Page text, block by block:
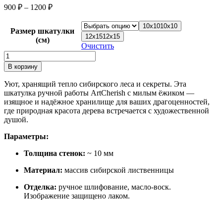
900 ₽ – 1200 ₽Диапазон
–
Размер шкатулки
(см)
10х1010х10
12х1512х15
Очистить
Количество
товара
Шкатулка
деревянная
«Ёжик
с
шариком»
В корзину
Уют, хранящий тепло сибирского леса и секреты. Эта
шкатулка ручной работы ArtCherish с милым ёжиком —
изящное и надёжное хранилище для ваших драгоценностей,
где природная красота дерева встречается с художественной
душой.
Параметры:
Толщина стенок: ~ 10 мм
Материал: массив сибирской лиственницы
Отделка: ручное шлифование, масло-воск.
Изображение защищено лаком.